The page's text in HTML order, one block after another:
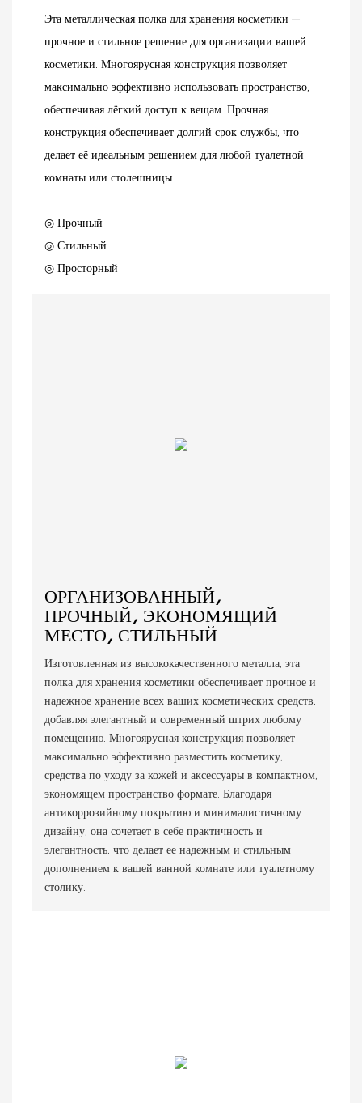
Эта металлическая полка для хранения косметики —
прочное и стильное решение для организации вашей
косметики. Многоярусная конструкция позволяет
максимально эффективно использовать пространство,
обеспечивая лёгкий доступ к вещам. Прочная
конструкция обеспечивает долгий срок службы, что
делает её идеальным решением для любой туалетной
комнаты или столешницы.
◎ Прочный
◎ Стильный
◎ Просторный
ОРГАНИЗОВАННЫЙ,
ПРОЧНЫЙ, ЭКОНОМЯЩИЙ
МЕСТО, СТИЛЬНЫЙ
Изготовленная из высококачественного металла, эта
полка для хранения косметики обеспечивает прочное и
надежное хранение всех ваших косметических средств,
добавляя элегантный и современный штрих любому
помещению. Многоярусная конструкция позволяет
максимально эффективно разместить косметику,
средства по уходу за кожей и аксессуары в компактном,
экономящем пространство формате. Благодаря
антикоррозийному покрытию и минималистичному
дизайну, она сочетает в себе практичность и
элегантность, что делает ее надежным и стильным
дополнением к вашей ванной комнате или туалетному
столику.